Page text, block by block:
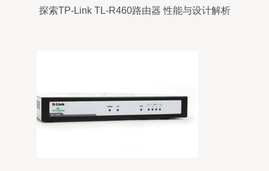
探索TP-Link TL-R460路由器 性能与设计解析